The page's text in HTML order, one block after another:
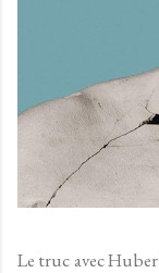
Le truc avec